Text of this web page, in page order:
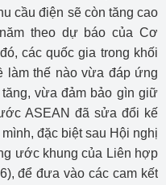
cầu điện sẽ còn tăng cao
theo dự báo của Cơ
các quốc gia trong khối
làm thế nào vừa đáp ứng
vừa đảm bảo gìn giữ
ASEAN đã sửa đổi kế
đặc biệt sau Hội nghị
ước khung của Liên hợp
để đưa vào các cam kết